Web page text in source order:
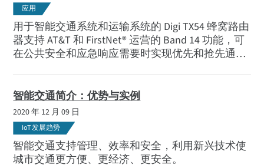
应用
用于智能交通系统和运输系统的 Digi TX54 蜂窝路由
器支持 AT&T 和 FirstNet® 运营的 Band 14 功能，可
在公共安全和应急响应需要时实现优先和抢先通
智能交通简介：优势与实例
2020 年 12 月 09 日
IoT 发展趋势
智能交通支持管理、效率和安全，利用新兴技术使
城市交通更方便、更经济、更安全。